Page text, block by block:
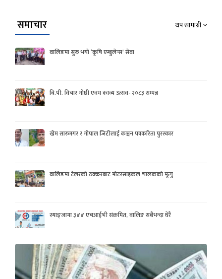
समाचार थप सामाग्री
वालिङमा सुरु भयो ‘कृषि एम्बुलेन्स’ सेवा
बि.पी. विचार गोष्ठी एवम काव्य उत्सव- २०८३ सम्पन्न
खेम सारुमगर र गोपाल जिटीलाई कञ्चन पत्रकरिता पुरस्कार
वालिङमा टेलरको ठक्करबाट मोटरसाइकल चालकको मृत्यु
स्याङ्जामा ३४४ एचआईभी संक्रमित, वालिङ सबैभन्दा धेरै